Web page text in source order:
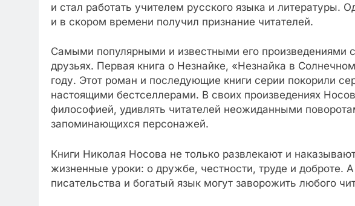
и стал работать учителем русского языка и литературы.
и в скором времени получил признание читателей.
Самыми популярными и известными его произведениями
друзьях. Первая книга о Незнайке, «Незнайка в
году. Этот роман и последующие книги серии покорили
настоящими бестселлерами. В своих произведениях
философией, удивлять читателей неожиданными
запоминающихся персонажей.
Книги Николая Носова не только развлекают и
жизненные уроки: о дружбе, честности, труде и доброте.
писательства и богатый язык могут заворожить любого